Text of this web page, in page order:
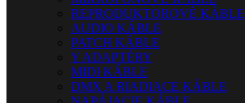
REPRODUKTOROVÉ KÁBLE
AUDIO KÁBLE
PATCH KÁBLE
Y ADAPTÉRY
MIDI KÁBLE
DMX A RIADIACE KÁBLE